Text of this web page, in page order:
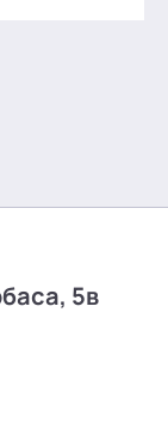
5в